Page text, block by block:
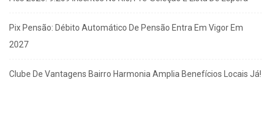
Pix Pensão: Débito Automático De Pensão Entra Em Vigor Em
2027
Clube De Vantagens Bairro Harmonia Amplia Benefícios Locais Já!